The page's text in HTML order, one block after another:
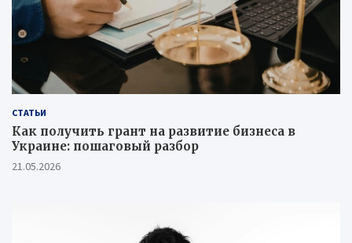
СТАТЬИ
Как получить грант на развитие бизнеса в
Украине: пошаговый разбор
21.05.2026